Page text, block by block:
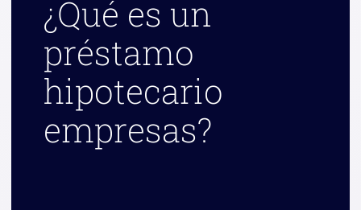
¿Qué es un
préstamo
hipotecario
empresas?